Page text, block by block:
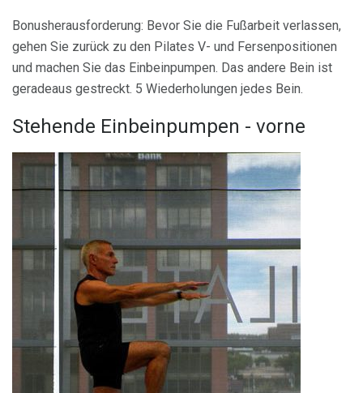
Bonusherausforderung: Bevor Sie die Fußarbeit verlassen,
gehen Sie zurück zu den Pilates V- und Fersenpositionen
und machen Sie das Einbeinpumpen. Das andere Bein ist
geradeaus gestreckt. 5 Wiederholungen jedes Bein.
Stehende Einbeinpumpen - vorne